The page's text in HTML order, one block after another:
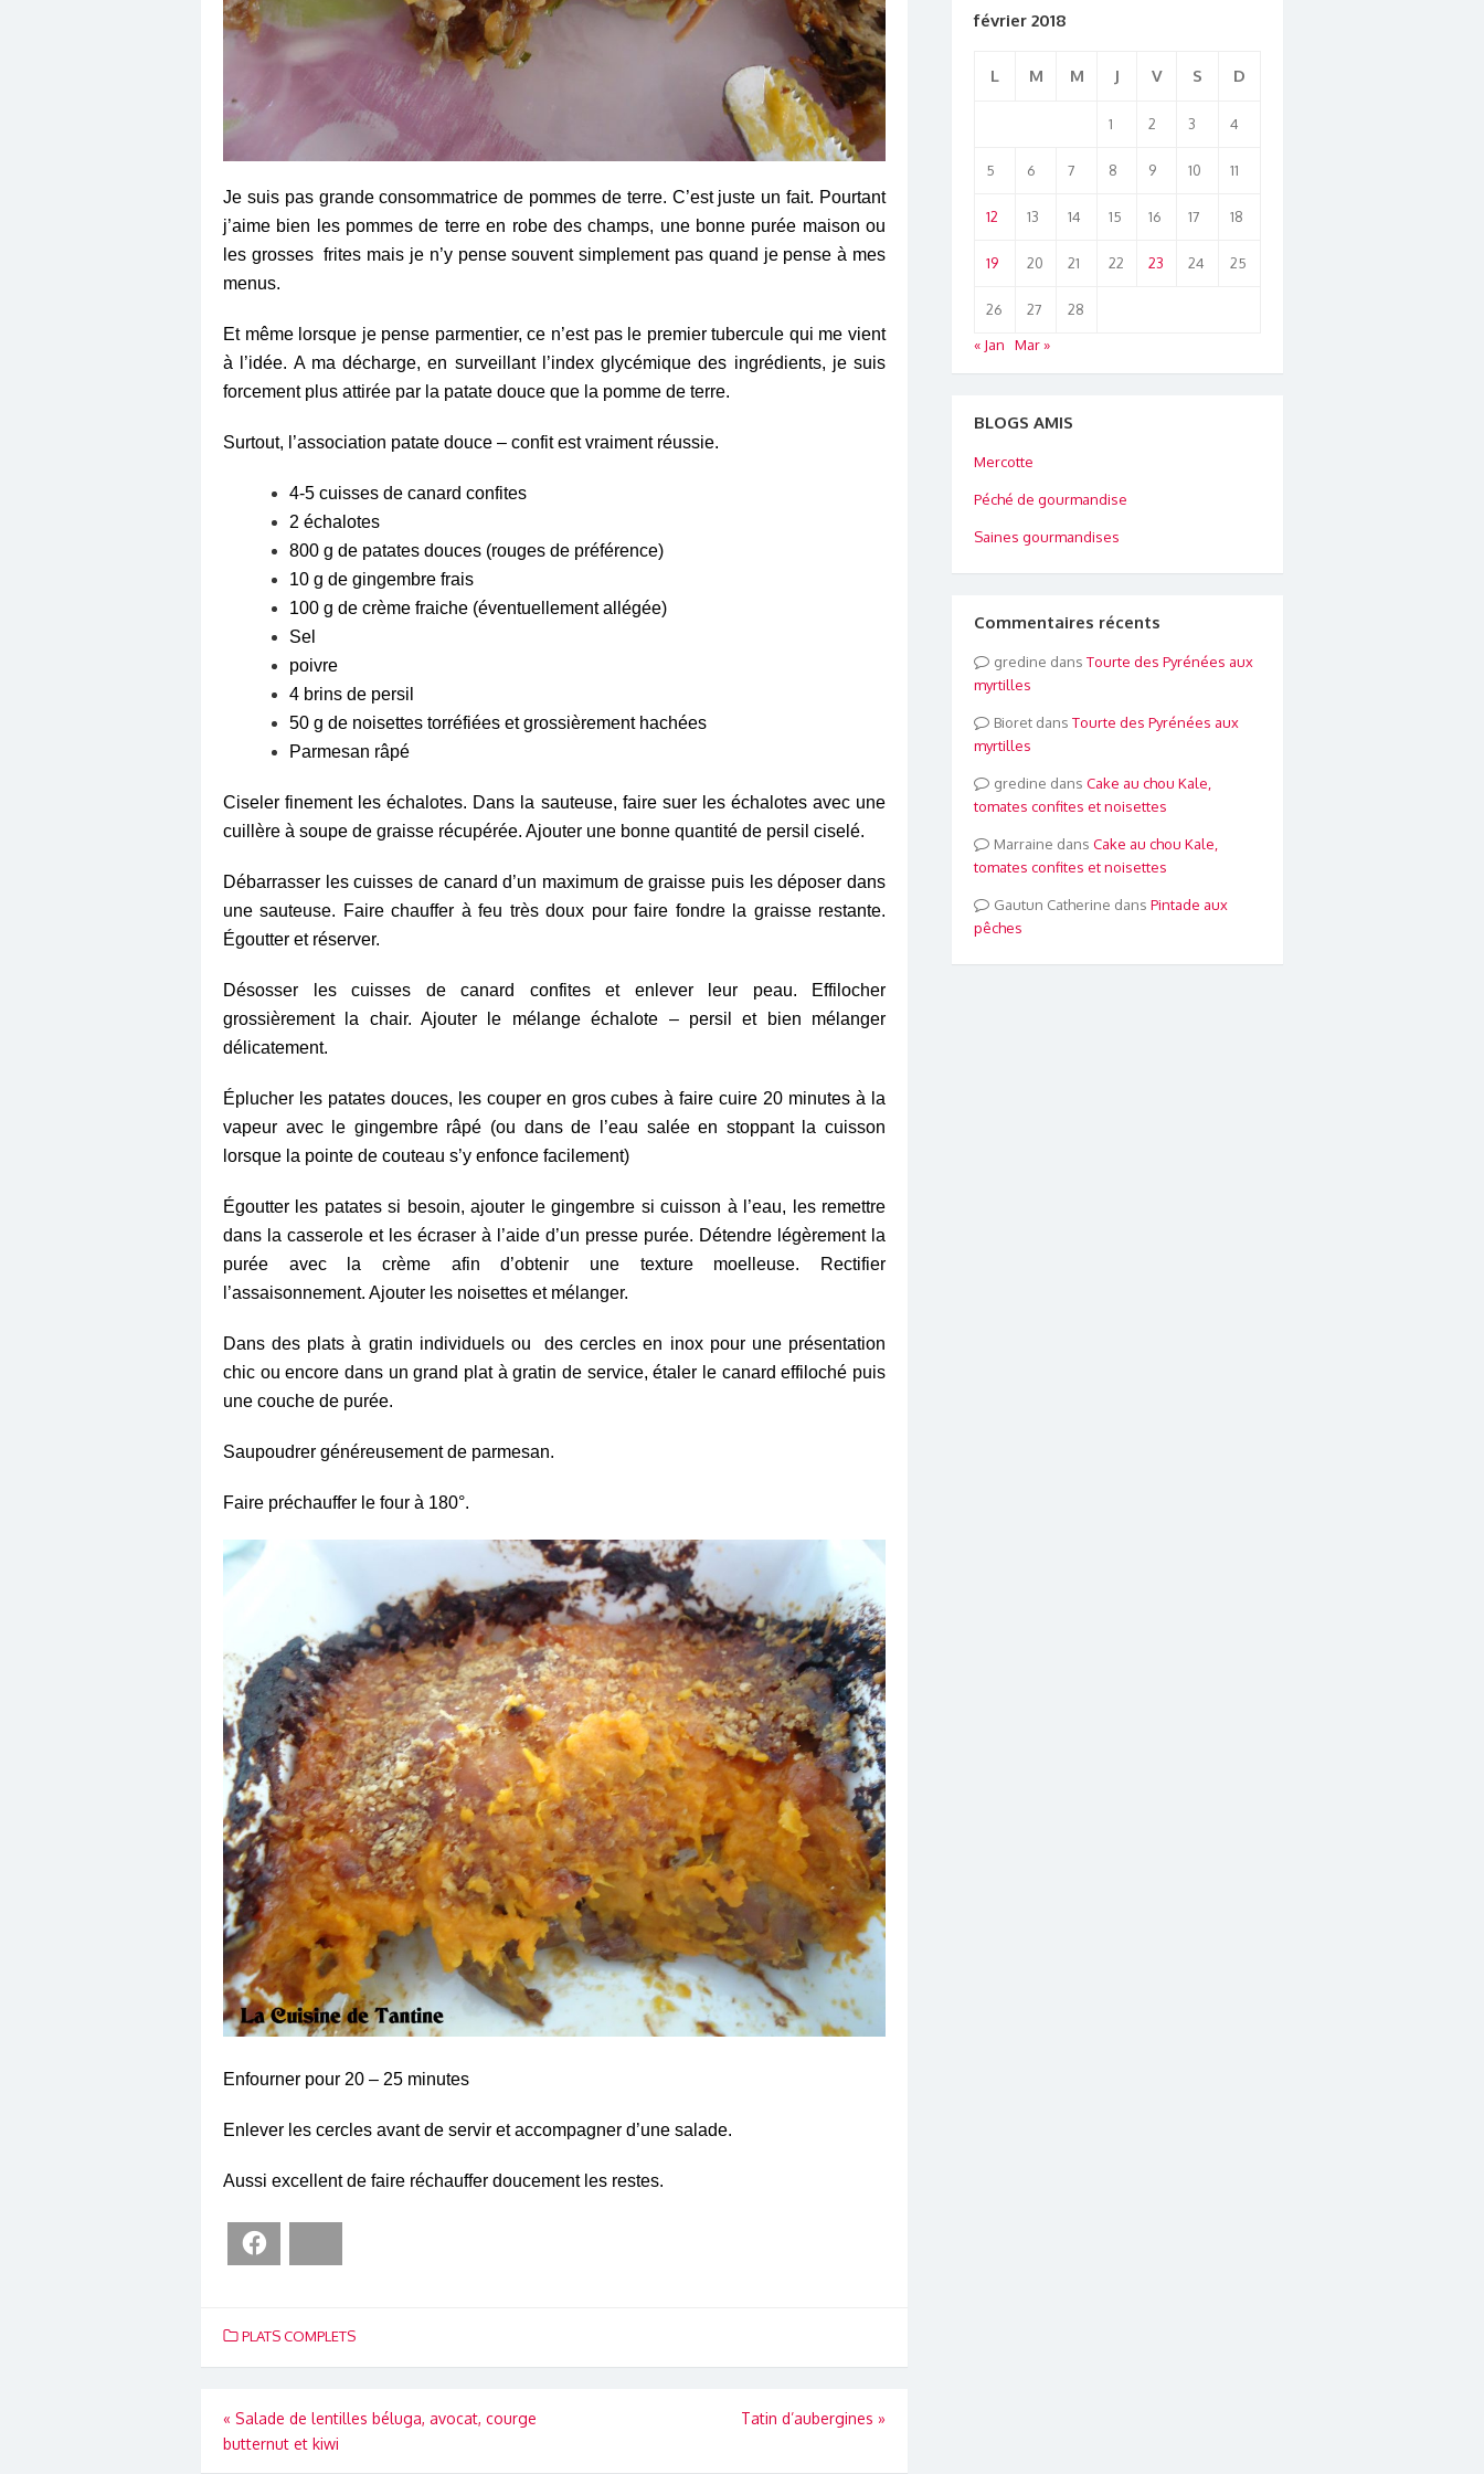
Je suis pas grande consommatrice de pommes de terre. C’est juste un fait. Pourtant
j’aime bien les pommes de terre en robe des champs, une bonne purée maison ou
les grosses frites mais je n’y pense souvent simplement pas quand je pense à mes
menus.
Et même lorsque je pense parmentier, ce n’est pas le premier tubercule qui me vient
à l’idée. A ma décharge, en surveillant l’index glycémique des ingrédients, je suis
forcement plus attirée par la patate douce que la pomme de terre.
Surtout, l’association patate douce – confit est vraiment réussie.
4-5 cuisses de canard confites
2 échalotes
800 g de patates douces (rouges de préférence)
10 g de gingembre frais
100 g de crème fraiche (éventuellement allégée)
Sel
poivre
4 brins de persil
50 g de noisettes torréfiées et grossièrement hachées
Parmesan râpé
Ciseler finement les échalotes. Dans la sauteuse, faire suer les échalotes avec une
cuillère à soupe de graisse récupérée. Ajouter une bonne quantité de persil ciselé.
Débarrasser les cuisses de canard d’un maximum de graisse puis les déposer dans
une sauteuse. Faire chauffer à feu très doux pour faire fondre la graisse restante.
Égoutter et réserver.
Désosser les cuisses de canard confites et enlever leur peau. Effilocher
grossièrement la chair. Ajouter le mélange échalote – persil et bien mélanger
délicatement.
Éplucher les patates douces, les couper en gros cubes à faire cuire 20 minutes à la
vapeur avec le gingembre râpé (ou dans de l’eau salée en stoppant la cuisson
lorsque la pointe de couteau s’y enfonce facilement)
Égoutter les patates si besoin, ajouter le gingembre si cuisson à l’eau, les remettre
dans la casserole et les écraser à l’aide d’un presse purée. Détendre légèrement la
purée avec la crème afin d’obtenir une texture moelleuse. Rectifier
l’assaisonnement. Ajouter les noisettes et mélanger.
Dans des plats à gratin individuels ou des cercles en inox pour une présentation
chic ou encore dans un grand plat à gratin de service, étaler le canard effiloché puis
une couche de purée.
Saupoudrer généreusement de parmesan.
Faire préchauffer le four à 180°.
Enfourner pour 20 – 25 minutes
Enlever les cercles avant de servir et accompagner d’une salade.
Aussi excellent de faire réchauffer doucement les restes.
PLATS COMPLETS
Navigation
de
« Salade de lentilles béluga, avocat, courge
butternut et kiwi
Tatin d’aubergines »
février 2018
L M M J V S D
1 2 3 4
5 6 7 8 9 10 11
12 13 14 15 16 17 18
19 20 21 22 23 24 25
26 27
28
« Jan
Mar »
BLOGS AMIS
Mercotte
Péché de gourmandise
Saines gourmandises
Commentaires récents
gredine dans Tourte des Pyrénées aux
myrtilles
Bioretdans Tourte des Pyrénées aux
myrtilles
gredine dans Cake au chou Kale,
tomates confites et noisettes
Marraine dans Cake au chou Kale,
tomates confites et noisettes
Gautun Catherine dans Pintade aux
pêches